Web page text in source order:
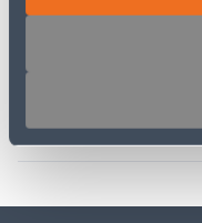
Описание
Транспорт